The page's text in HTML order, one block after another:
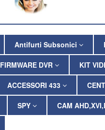
Antifurti Subsonici
FIRMWARE DVR KIT
ACCESSORI 433
SPY CAM